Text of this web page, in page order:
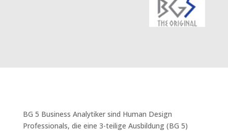
BG 5 Business Analytiker sind Human Design
Professionals, die eine 3-teilige Ausbildung (BG 5)